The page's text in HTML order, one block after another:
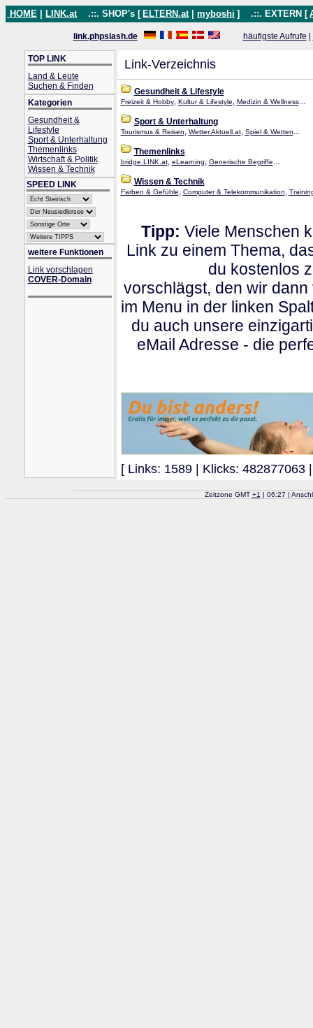
HOME LINK.at .::. SHOP's [ ELTERN.at myboshi ] .::. EXTERN [
link.phpslash.de häufigste Aufrufe
TOP LINK
Land & Leute
Suchen & Finden
Kategorien
Gesundheit &
Lifestyle
Sport & Unterhaltung
Themenlinks
Wirtschaft & Politik
Wissen & Technik
SPEED LINK
weitere Funktionen
Link vorschlagen
COVER-Domain
Link-Verzeichnis
Gesundheit & Lifestyle
Freizeit & Hobby, Kultur & Lifestyle, Medizin & Wellness...
Sport & Unterhaltung
Tourismus & Reisen, Wetter.Aktuell.at, Spiel & Wetten...
Themenlinks
bridge.LINK.at, eLearning, Generische Begriffe...
Wissen & Technik
Farben & Gefühle, Computer & Telekommunikation,
Tipp: Viele Menschen
Link zu einem Thema,
du kostenlos
vorschlägst, den wir
im Menu in der linken
du auch unsere
eMail Adresse - die
[ Links: 1589 | Klicks: 482877063
Zeitzone GMT +1 | 06:27 |